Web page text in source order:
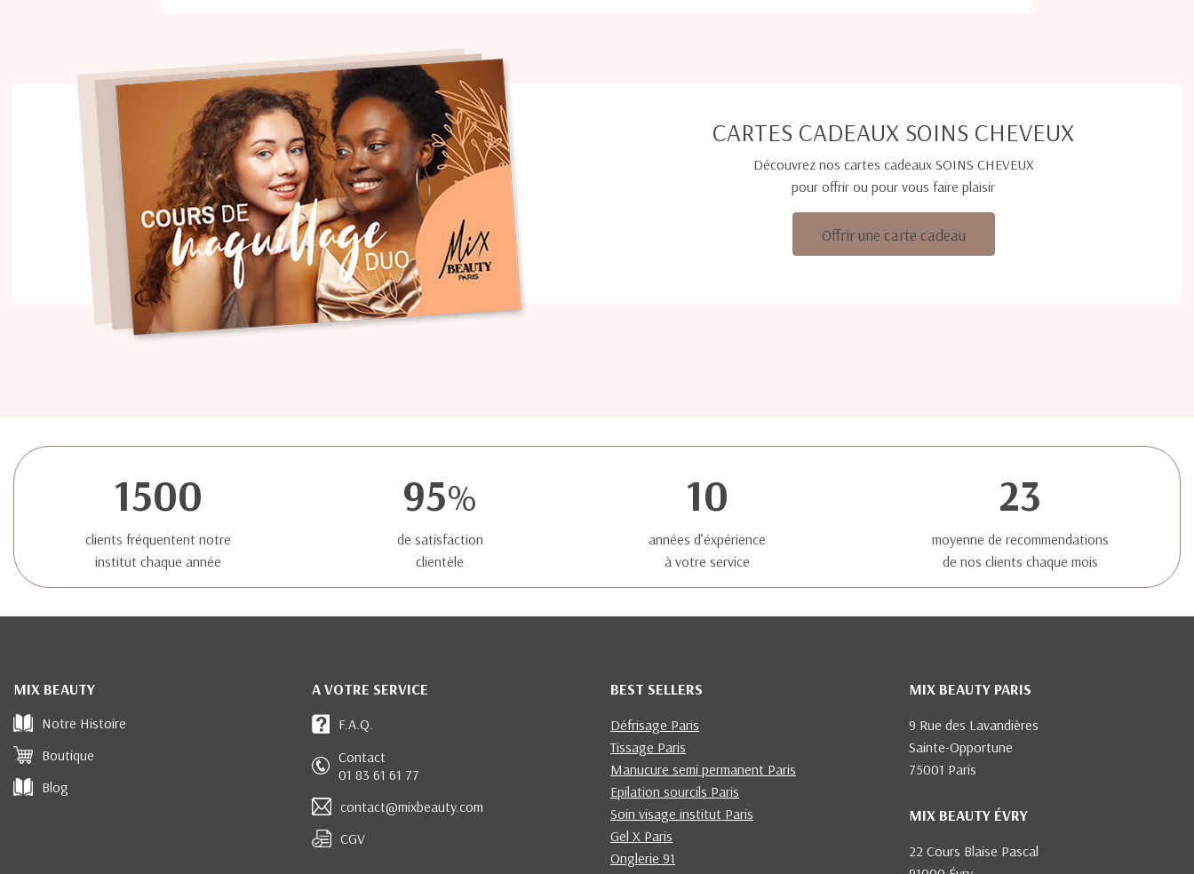
CARTES CADEAUX SOINS CHEVEUX
Découvrez nos cartes cadeaux SOINS CHEVEUX
pour offrir ou pour vous faire plaisir
Offrir une carte cadeau
1500
clients fréquentent notre
institut chaque année
95%
de satisfaction
clientèle
10
années d’éxpérience
à votre service
23
moyenne de recommendations
de nos clients chaque mois
MIX BEAUTY
Notre Histoire
Boutique
Blog
A VOTRE SERVICE
F.A.Q.
Contact
01 83 61 61 77
contact@mixbeauty.com
CGV
BEST SELLERS
Défrisage Paris
Tissage Paris
Manucure semi permanent Paris
Epilation sourcils Paris
Soin visage institut Paris
Gel X Paris
Onglerie 91
MIX BEAUTY PARIS
9 Rue des Lavandières
Sainte-Opportune
75001 Paris
MIX BEAUTY ÉVRY
22 Cours Blaise Pascal